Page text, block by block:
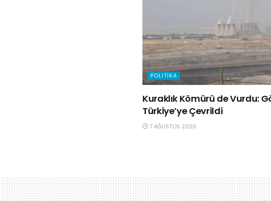
POLITIKA
Kuraklık Kömürü de Vurdu:
Türkiye’ye Çevrildi
7 AĞUSTOS 2026